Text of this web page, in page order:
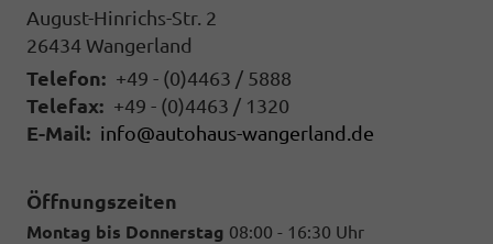
August-Hinrichs-Str. 2
26434 Wangerland
Telefon: +49 - (0)4463 / 5888
Telefax: +49 - (0)4463 / 1320
E-Mail: info@autohaus-wangerland.de
Öffnungszeiten
Montag bis Donnerstag 08:00 - 16:30 Uhr